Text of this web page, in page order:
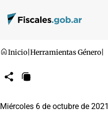
Inicio Herramientas Género
CompartirCopiar
Miércoles 6 de octubre de 2021